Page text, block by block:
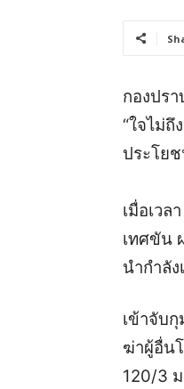
กองปร
“ใจไม่
ประโย
เมื่อเว
เทศขัน
นำกำลั
เข้าจับ
ฆ่าผู้อื่น
120/3